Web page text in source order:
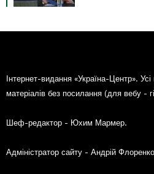
Інтернет-видання «Україна-Центр».
матеріалів без посилання (для вебу -
Шеф-редактор - Юхим Мармер.
Адміністратор сайту - Андрій